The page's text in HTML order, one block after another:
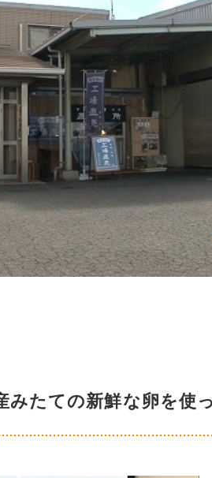
たての新鮮な卵を使っ